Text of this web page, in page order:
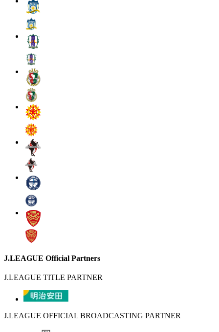
J.LEAGUE Official Partners
J.LEAGUE TITLE PARTNER
J.LEAGUE OFFICIAL BROADCASTING PARTNER